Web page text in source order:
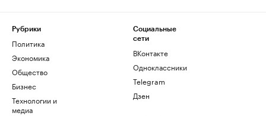
Рубрики
Политика
Экономика
Общество
Бизнес
Технологии и
медиа
Социальные
сети
ВКонтакте
Одноклассники
Telegram
Дзен